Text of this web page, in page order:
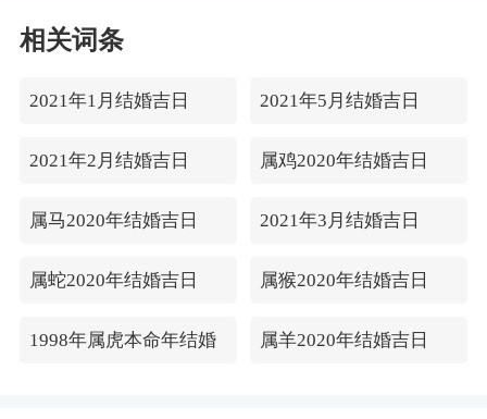
相关词条
2021年1月结婚吉日 2021年5月结婚吉日
2021年2月结婚吉日 属鸡2020年结婚吉日
属马2020年结婚吉日 2021年3月结婚吉日
属蛇2020年结婚吉日 属猴2020年结婚吉日
1998年属虎本命年结婚 属羊2020年结婚吉日